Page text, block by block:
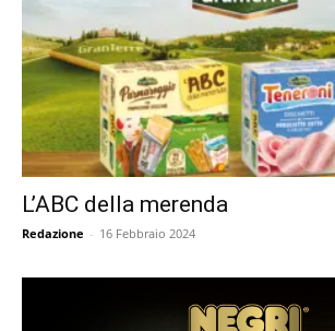
L’ABC della merenda
Redazione - 16 Febbraio 2024